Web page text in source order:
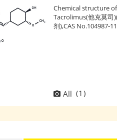
Chemical structure of
Tacrolimus(他克莫司
剂),CAS No.104987-
All (1 )